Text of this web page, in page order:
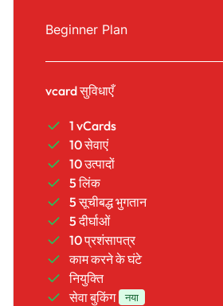
Beginner Plan
vcard सुविधाएँ
1 vCards
10 सेवाएं
10 उत्पादों
5 लिंक
5 सूचीबद्ध भुगतान
5 दीर्घाओं
10 प्रशंसापत्र
काम करने के घंटे
नियुक्ति
सेवा बुकिंग
नया